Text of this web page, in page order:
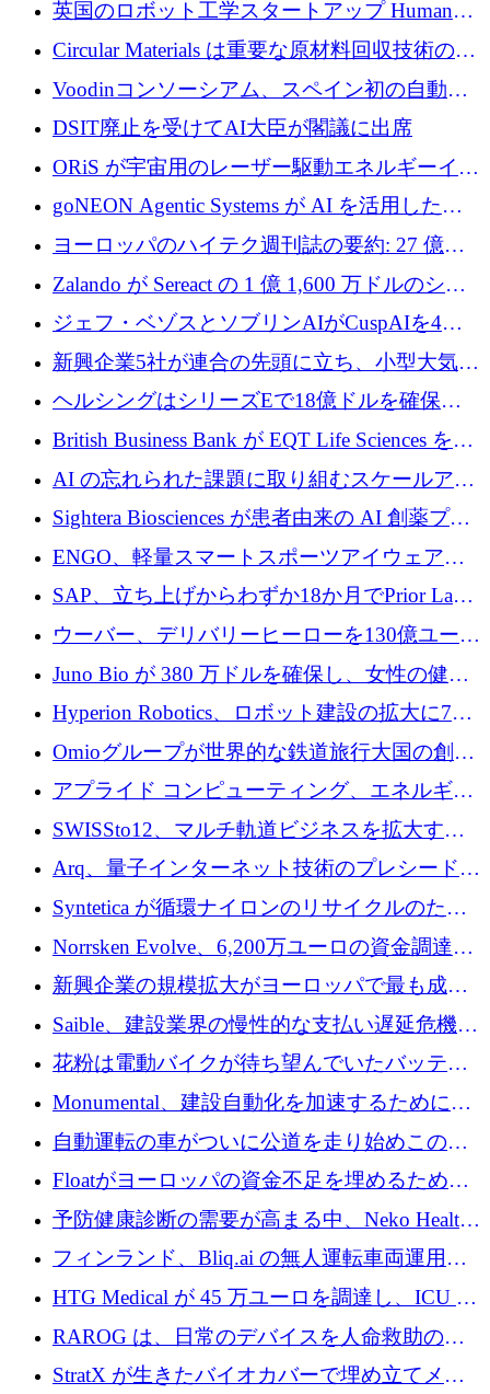
英国のロボット工学スタートアップ Humanoid
がシリーズ A 1 億 5,200 万ドルで評価額 13 億
5,000 万ドルに到達
Circular Materials は重要な原材料回収技術の拡
張に 1,180 万ユーロを確保
Voodinコンソーシアム、スペイン初の自動木
製ブレード工場の建設にEU補助金4,800万ユ
ーロを確保
DSIT廃止を受けてAI大臣が閣議に出席
ORiS が宇宙用のレーザー駆動エネルギーイン
フラの構築に 500 万ユーロを調達
goNEON Agentic Systems が AI を活用したイ
ンフラ計画を加速するために 16 万ユーロを確
ヨーロッパのハイテク週刊誌の要約: 27 億ユ
ーロを超える 60 以上のハイテク資金調達取引
Zalando が Sereact の 1 億 1,600 万ドルのシリ
ーズ B に参加し、AI を活用した倉庫自動化を
ジェフ・ベゾスとソブリンAIがCuspAIを4億
5,000万ドルの資金調達で支援
新興企業5社が連合の先頭に立ち、小型大気質
センサーをEUのクリーンエア政策の中心に据
ヘルシングはシリーズEで18億ドルを確保、
ウーバーはデリバリー・ヒーローを130億ユー
ロの契約で買収、レボルトは2027年に米国の
銀行を立ち上げる
British Business Bank が EQT Life Sciences を
2,500 万ユーロのコミットメントで支援
AI の忘れられた課題に取り組むスケールアッ
プを実現: カメラロール
Sightera Biosciences が患者由来の AI 創薬プラ
ットフォームを拡大するために 300 万ユーロ
のプレシードをクローズ
ENGO、軽量スマートスポーツアイウェアの
進歩のために510万ユーロを調達
SAP、立ち上げからわずか18か月でPrior Labs
を10億ユーロ以上の契約で買収
ウーバー、デリバリーヒーローを130億ユーロ
の契約で買収、99か国にまたがるプラットフ
ォームを構築
Juno Bio が 380 万ドルを確保し、女性の健康
専用の初のシーケンスラボを開設
Hyperion Robotics、ロボット建設の拡大に740
万ドルを確保
Omioグループが世界的な鉄道旅行大国の創設
を目指してRail Europeを買収
アプライド コンピューティング、エネルギー
向け基盤 AI の拡張に 2,000 万ドルを調達
SWISSto12、マルチ軌道ビジネスを拡大する
ためにシリーズCで7,000万ドルを調達
Arq、量子インターネット技術のプレシードと
して140万ドルを確保
Syntetica が循環ナイロンのリサイクルのため
にシリーズ A で 3,000 万ドルを調達
Norrsken Evolve、6,200万ユーロの資金調達
後、アムステルダムに根を張る
新興企業の規模拡大がヨーロッパで最も成功
した創業者を生み出す、アントラー氏が発見
Saible、建設業界の慢性的な支払い遅延危機に
対処するために 290 万ポンドを調達
花粉は電動バイクが待ち望んでいたバッテリ
ー交換ネットワークを構築している
Monumental、建設自動化を加速するためにシ
リーズ B で 3,200 万ドルを確保
自動運転の車がついに公道を走り始めこの国
が世界をリードしようとしている
Floatがヨーロッパの資金不足を埋めるために
シリーズAで450万ユーロを調達
予防健康診断の需要が高まる中、Neko Health
が 7 億ドルを調達
フィンランド、Bliq.ai の無人運転車両運用を
認可
HTG Medical が 45 万ユーロを調達し、ICU の
尿モニタリングを自動化するための MDR 認
証を獲得
RAROG は、日常のデバイスを人命救助の救
助ビーコンに変えるために 16 万 2,000 ユーロ
StratX が生きたバイオカバーで埋め立てメタ